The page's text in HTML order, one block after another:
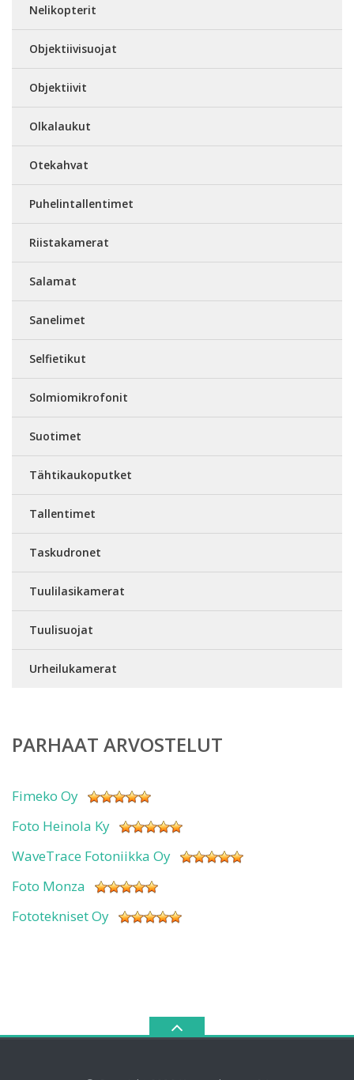
Nelikopterit
Objektiivisuojat
Objektiivit
Olkalaukut
Otekahvat
Puhelintallentimet
Riistakamerat
Salamat
Sanelimet
Selfietikut
Solmiomikrofonit
Suotimet
Tähtikaukoputket
Tallentimet
Taskudronet
Tuulilasikamerat
Tuulisuojat
Urheilukamerat
PARHAAT ARVOSTELUT
Fimeko Oy
Foto Heinola Ky
WaveTrace Fotoniikka Oy
Foto Monza
Fototekniset Oy